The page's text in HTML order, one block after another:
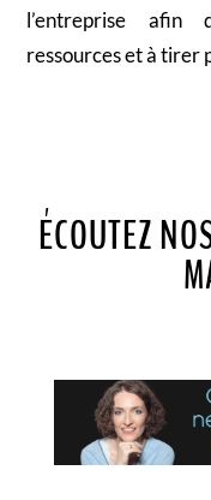
l’entreprise afin
ressources et à tirer
ÉCOUTEZ